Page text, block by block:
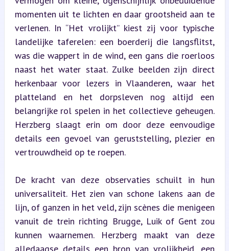
momenten uit te lichten en daar grootsheid aan te
verlenen. In “Het vrolijkt” kiest zij voor typische
landelijke taferelen: een boerderij die langsflitst,
was die wappert in de wind, een gans die roerloos
naast het water staat. Zulke beelden zijn direct
herkenbaar voor lezers in Vlaanderen, waar het
platteland en het dorpsleven nog altijd een
belangrijke rol spelen in het collectieve geheugen.
Herzberg slaagt erin om door deze eenvoudige
details een gevoel van geruststelling, plezier en
vertrouwdheid op te roepen.
De kracht van deze observaties schuilt in hun
universaliteit. Het zien van schone lakens aan de
lijn, of ganzen in het veld, zijn scènes die menigeen
vanuit de trein richting Brugge, Luik of Gent zou
kunnen waarnemen. Herzberg maakt van deze